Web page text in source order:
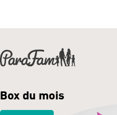
Box du mois